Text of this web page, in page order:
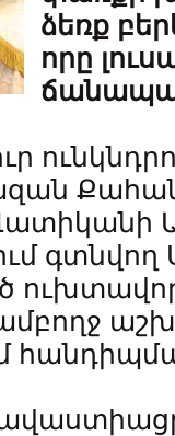
ձեռք
որը
գտնվող